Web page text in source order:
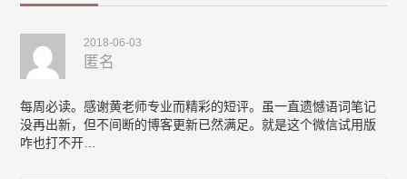
2018-06-03
匿名
每周必读。感谢黄老师专业而精彩的短评。虽一直遗憾语词笔记
没再出新，但不间断的博客更新已然满足。就是这个微信试用版
咋也打不开…